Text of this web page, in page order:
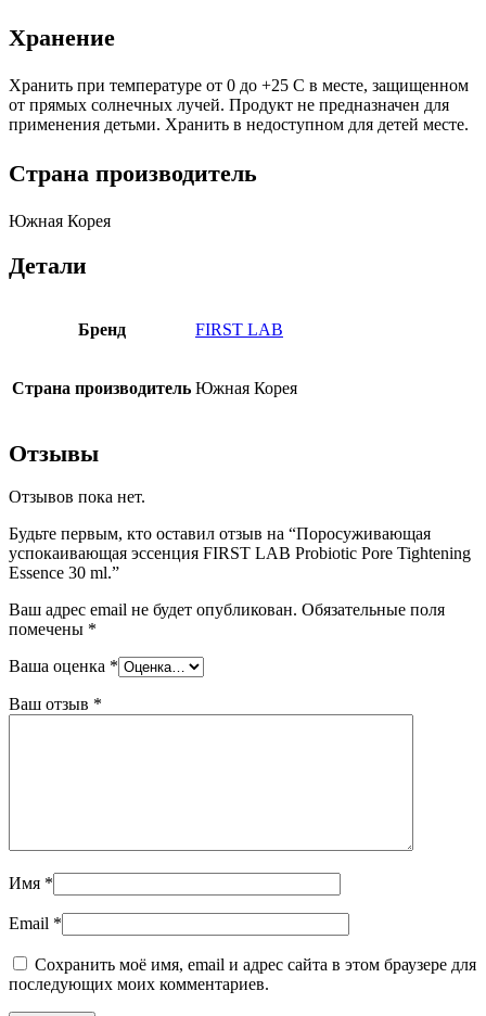
Хранение
Хранить при температуре от 0 до +25 C в месте, защищенном
от прямых солнечных лучей. Продукт не предназначен для
применения детьми. Хранить в недоступном для детей месте.
Страна производитель
Южная Корея
Детали
Бренд FIRST LAB
Страна производитель Южная Корея
Отзывы
Отзывов пока нет.
Будьте первым, кто оставил отзыв на “Поросуживающая
успокаивающая эссенция FIRST LAB Probiotic Pore Tightening
Essence 30 ml.”
Ваш адрес email не будет опубликован. Обязательные поля
помечены *
Ваша оценка *
Ваш отзыв *
Имя *
Email *
Сохранить моё имя, email и адрес сайта в этом браузере для
последующих моих комментариев.